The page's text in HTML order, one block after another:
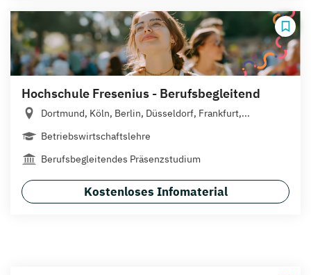
Hochschule Fresenius - Berufsbegleitend
Dortmund, Köln, Berlin, Düsseldorf, Frankfurt,...
Betriebswirtschaftslehre
Berufsbegleitendes Präsenzstudium
Kostenloses Infomaterial